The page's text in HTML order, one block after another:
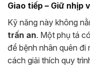
Giao tiếp – Giữ nhịp
Kỹ năng này không
trấn an. Một phụ tá
để bệnh nhân quên đi
cách giải thích quy